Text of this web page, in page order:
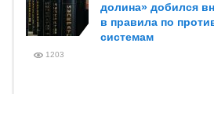
долина» добился
в правила по
системам
1203